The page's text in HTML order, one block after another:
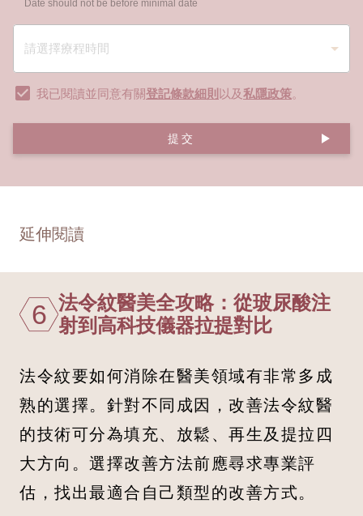
Date should not be before minimal date
我已閱讀並同意有關登記條款細則 以及私隱政策。
提交
延伸閱讀
6 法令紋醫美全攻略：從玻尿酸注
射到高科技儀器拉提對比
法令紋要如何消除在醫美領域有非常多成
熟的選擇。針對不同成因，改善法令紋醫
的技術可分為填充、放鬆、再生及提拉四
大方向。選擇改善方法前應尋求專業評
估，找出最適合自己類型的改善方式。